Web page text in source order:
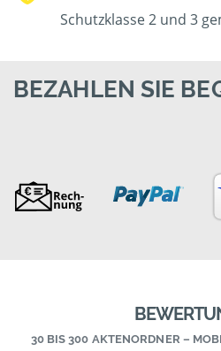
Schutzklasse 2 und 3
BEZAHLEN SIE
30 BIS 300 AKTENORDNER –